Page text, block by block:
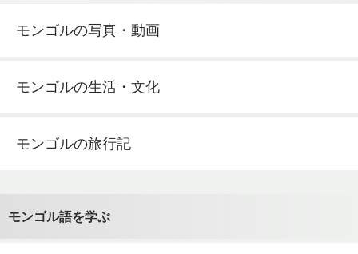
モンゴルの写真・動画
モンゴルの生活・文化
モンゴルの旅行記
モンゴル語を学ぶ